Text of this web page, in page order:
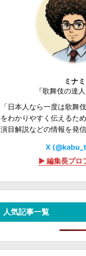
ミナミ
『歌舞伎の達
「日本人なら一度は歌舞
をわかりやすく伝えるた
演目解説などの情報を発信
X
▶ 編集長プロ
人気記事一覧